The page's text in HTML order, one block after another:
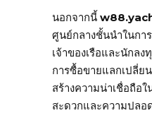
นอกจากนี้
ศูนย์กลางชั้นนำในกา
เจ้าของเรือและนักลง
การซื้อขายแลกเปลี่ย
สร้างความน่าเชื่อถือ
สะดวกและความปลอ